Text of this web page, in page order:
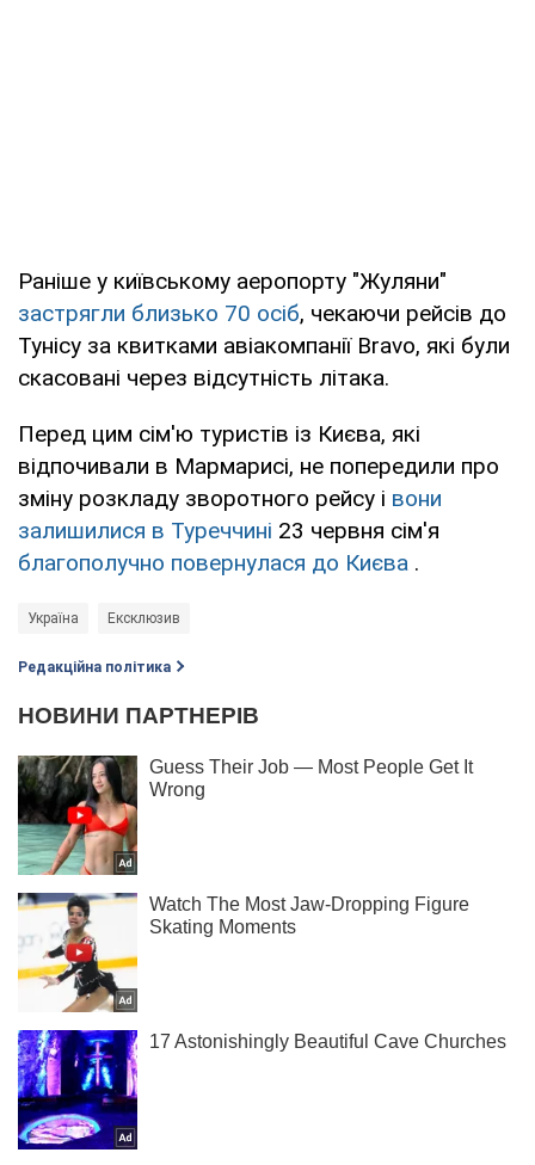
Раніше у київському аеропорту "Жуляни"
застрягли близько 70 осіб, чекаючи рейсів до
Тунісу за квитками авіакомпанії Bravo, які були
скасовані через відсутність літака.
Перед цим сім'ю туристів із Києва, які
відпочивали в Мармарисі, не попередили про
зміну розкладу зворотного рейсу і вони
залишилися в Туреччині 23 червня сім'я
благополучно повернулася до Києва .
Україна Ексклюзив
Редакційна політика